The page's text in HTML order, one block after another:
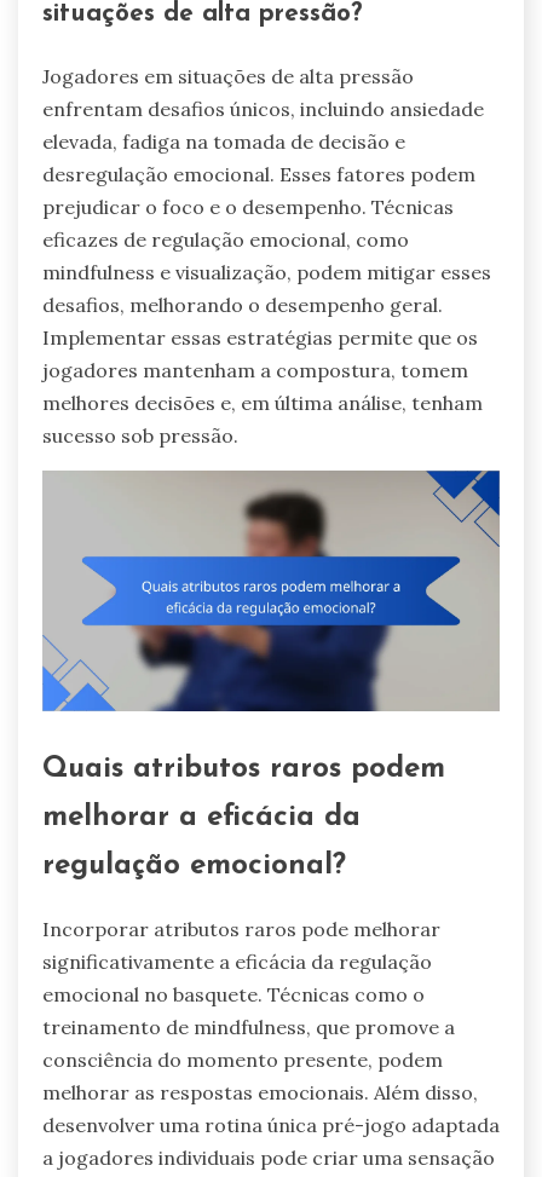
situações de alta pressão?
Jogadores em situações de alta pressão
enfrentam desafios únicos, incluindo ansiedade
elevada, fadiga na tomada de decisão e
desregulação emocional. Esses fatores podem
prejudicar o foco e o desempenho. Técnicas
eficazes de regulação emocional, como
mindfulness e visualização, podem mitigar esses
desafios, melhorando o desempenho geral.
Implementar essas estratégias permite que os
jogadores mantenham a compostura, tomem
melhores decisões e, em última análise, tenham
sucesso sob pressão.
Quais atributos raros podem
melhorar a eficácia da
regulação emocional?
Incorporar atributos raros pode melhorar
significativamente a eficácia da regulação
emocional no basquete. Técnicas como o
treinamento de mindfulness, que promove a
consciência do momento presente, podem
melhorar as respostas emocionais. Além disso,
desenvolver uma rotina única pré-jogo adaptada
a jogadores individuais pode criar uma sensação